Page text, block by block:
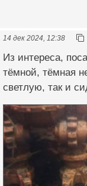
14 дек 2024, 12:38
Из интереса,
тёмной, тёмная
светлую, так и